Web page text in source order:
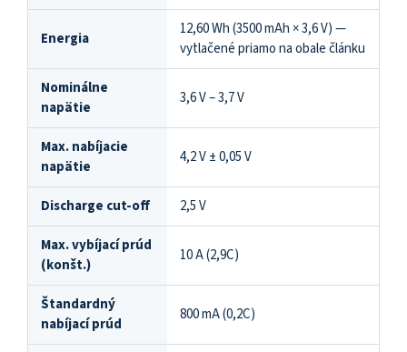
Energia
12,60 Wh (3500 mAh × 3,6 V) —
vytlačené priamo na obale článku
Nominálne
napätie
3,6 V – 3,7 V
Max. nabíjacie
napätie
4,2 V ± 0,05 V
Discharge cut-off 2,5 V
Max. vybíjací prúd
(konšt.)
10 A (2,9C)
Štandardný
nabíjací prúd
800 mA (0,2C)